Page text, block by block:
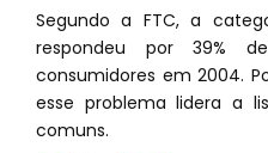
Segundo a FTC, a
respondeu por 39%
consumidores em 2004.
esse problema lidera a
comuns.